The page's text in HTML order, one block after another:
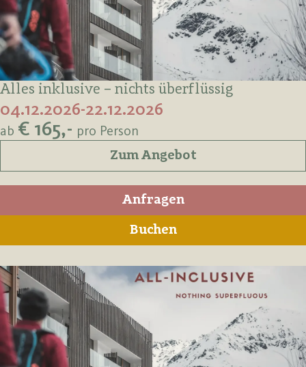
Alles inklusive – nichts überflüssig
04.12.2026-22.12.2026
ab € 165,- pro Person
Zum Angebot
Anfragen
Buchen